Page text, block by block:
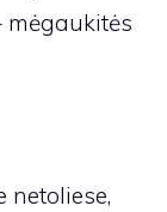
mėgaukitės
netoliese,